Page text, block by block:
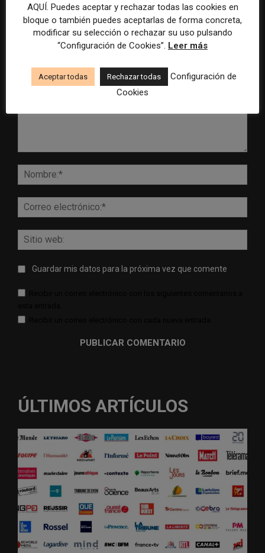
DEJA UNA RESPUESTA
Guardar mis datos para la próxima vez que comente
ÚLTIMOS ARTÍCULOS
AQUÍ. Puedes aceptar y rechazar todas las cookies en
bloque o también puedes aceptarlas de forma concreta,
modificar su selección o rechazar su uso pulsando
“Configuración de Cookies”. Leer más
Aceptar todas Rechazar todas
Configuración de
Cookies